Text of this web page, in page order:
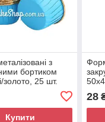
з
бортиком
золото, 25 шт.
Купити
28